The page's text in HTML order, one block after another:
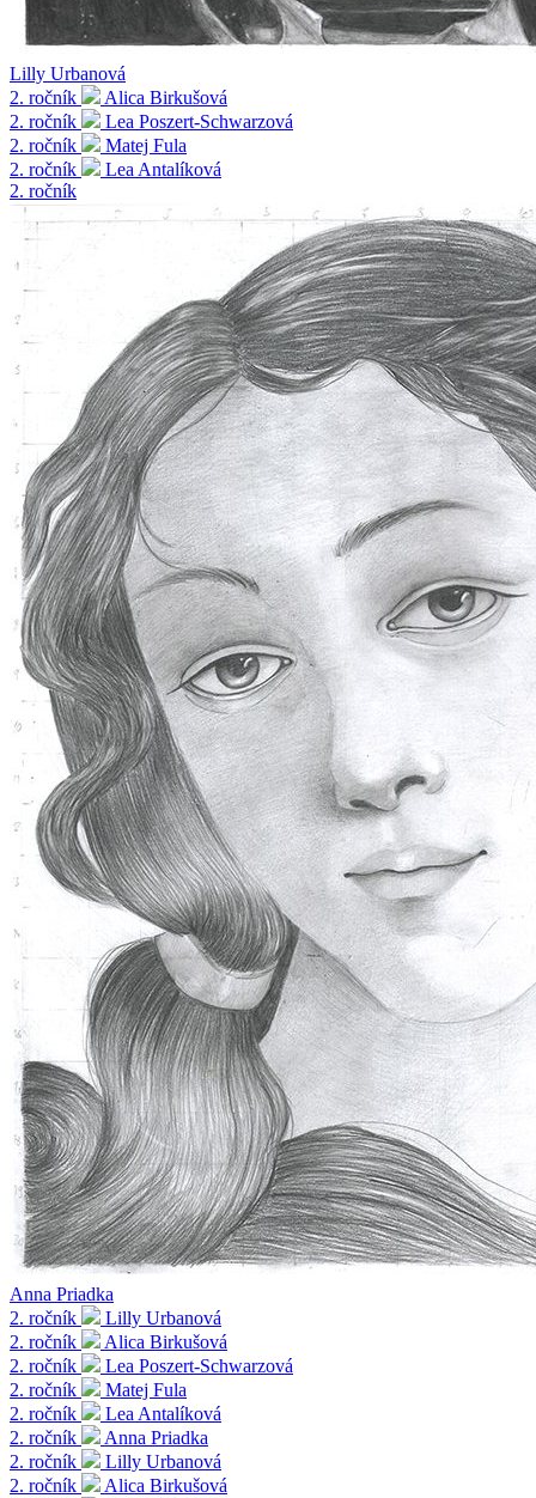
Lilly Urbanová
2. ročník
Alica Birkušová
2. ročník
Lea Poszert-Schwarzová
2. ročník
Matej Fula
2. ročník
Lea Antalíková
2. ročník
Anna Priadka
2. ročník
Lilly Urbanová
2. ročník
Alica Birkušová
2. ročník
Lea Poszert-Schwarzová
2. ročník
Matej Fula
2. ročník
Lea Antalíková
2. ročník
Anna Priadka
2. ročník
Lilly Urbanová
2. ročník
Alica Birkušová